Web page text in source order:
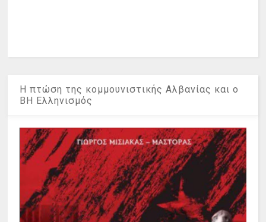
Η πτώση της κομμουνιστικής Αλβανίας και ο
ΒΗ Ελληνισμός